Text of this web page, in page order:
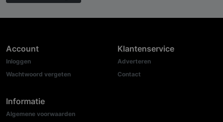
Account
Inloggen
Wachtwoord vergeten
Informatie
Algemene voorwaarden
Klantenservice
Adverteren
Contact